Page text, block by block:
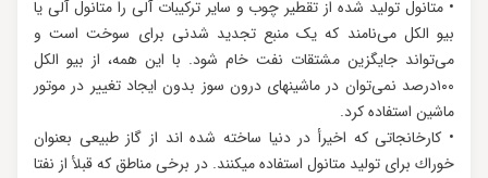
• متانول تولید شده از تقطیر چوب و سایر ترکیبات آلی را متانول آلی یا
بیو الكل می‌نامند که یک منبع تجدید شدنی برای سوخت است و
می‌تواند جایگزین مشتقات نفت خام شود. با این همه، از بیو الكل
۱۰۰درصد نمی‌توان در ماشینهای درون سوز بدون ایجاد تغییر در موتور
ماشین استفاده کرد.
• کارخانجاتی که اخیرأ در دنیا ساخته شده اند از گاز طبیعی بعنوان
خوراك برای تولید متانول استفاده میکنند. در برخی مناطق که قبلأ از نفتا